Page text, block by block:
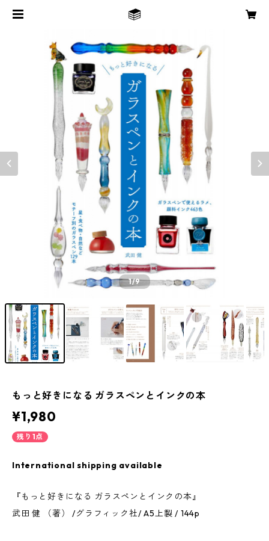
1/9
もっと好きになる ガラスペンとインクの本
¥1,980
残り1点
International shipping available
『もっと好きになる ガラスペンとインクの本』
武田 健 （著） /グラフィック社/ A5上製 / 144p